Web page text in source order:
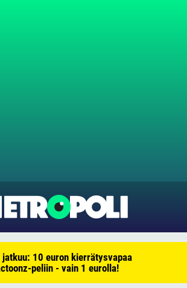
10 euron kierrätysvapaa
peliin - vain 1 eurolla!